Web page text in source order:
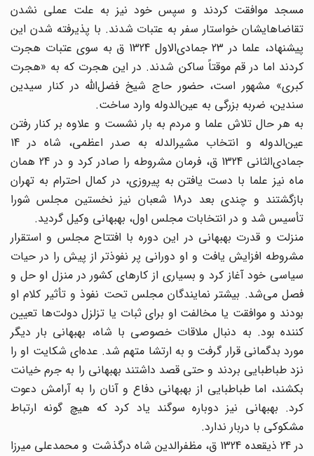
مسجد موافقت کردند و سپس خود نیز به علت عملی نشدن
تقاضاهایشان خواستار سفر به عتبات شدند. با پذیرفته شدن این
پیشنهاد، علما در 23 جمادی‌الاول 1324 ق به سوی عتبات هجرت
کردند اما در قم موقتاً ساکن شدند. در این هجرت که به «هجرت
کبری» مشهور است، حضور حاج شیخ فضل‌الله در کنار سیدین
سندین، ضربه بزرگی به عین‌الدوله وارد ساخت.
به هر حال تلاش علما و مردم به بار نشست و علاوه بر کنار رفتن
عین‌الدوله و انتخاب مشیرالدله به صدر اعظمی، شاه در 14
جمادی‌الثانی 1324 ق، فرمان مشروطه را صادر کرد و در 24 همان
ماه نیز علما با دست یافتن به پیروزی، در کمال احترام به تهران
بازگشتند و چندی بعد در18 شعبان نیز نخستین مجلس شورا
تأسیس شد و در انتخابات مجلس اول، بهبهانی وکیل گردید.
منزلت و قدرت بهبهانی در این دوره با افتتاح مجلس و استقرار
مشروطه افزایش یافت و او دورانی پر نفوذتر از پیش را در حیات
سیاسی خود آغاز کرد و بسیاری از کارهای کشور در منزل او حل و
فصل می‌شد. بیشتر نمایندگان مجلس تحت نفوذ و تأثیر کلام او
بودند و موافقت یا مخالفت او برای ثبات یا تزلزل دولت‌ها تعیین
کننده بود. به دنبال ملاقات خصوصی با شاه، بهبهانی بار دیگر
مورد بدگمانی قرار گرفت و به ارتشا متهم شد. عده‌ای شکایت او را
نزد طباطبایی بردند و حتی قصد داشتند بهبهانی را به جرم خیانت
بکشند، اما طباطبایی از بهبهانی دفاع و آنان را به آرامش دعوت
کرد. بهبهانی نیز دوباره سوگند یاد کرد که هیچ گونه ارتباط
مشکوکی با دربار ندارد.
در 24 ذیقعده 1324 ق، مظفر‌الدین شاه درگذشت و محمد‌علی میرزا